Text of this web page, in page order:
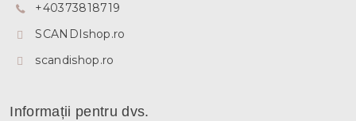
+40373818719
SCANDIshop.ro
scandishop.ro
Informații pentru dvs.